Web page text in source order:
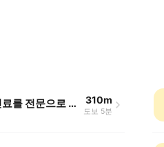
다나동물병원(산업동물에 대한 출장진료를 전문으로 함.) 310m
도보 5분